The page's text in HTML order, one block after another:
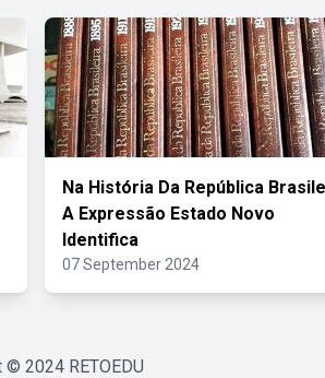
Na História Da República
A Expressão Estado Novo
Identifica
07 September 2024
© 2024 RETOEDU